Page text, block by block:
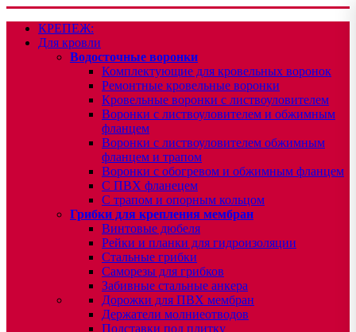
КРЕПЕЖ:
Для кровли
Водосточные воронки
Комплектующие для кровельных воронок
Ремонтные кровельные воронки
Кровельные воронки с листвоуловителем
Воронки с листвоуловителем и обжимным
фланцем
Воронки с листвоуловителем обжимным
фланцем и трапом
Воронки с обогревом и обжимным фланцем
С ПВХ фланецем
С трапом и опорным кольцом
Грибки для крепления мембран
Винтовые дюбеля
Рейки и планки для гидроизоляции
Стальные грибки
Саморезы для грибков
Забивные стальные анкера
Дорожки для ПВХ мембран
Держатели молниеотводов
Подставки под плитку